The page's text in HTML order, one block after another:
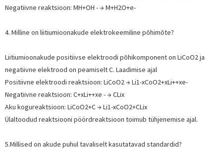
Negatiivne reaktsioon: MH+OH - → M+H2O+e-
4. Milline on liitiumioonakude elektrokeemiline põhimõte?
Liitiumioonakude positiivse elektroodi põhikomponent on LiCoO2 ja
negatiivne elektrood on peamiselt C. Laadimise ajal
Positiivne elektroodi reaktsioon: LiCoO2 → Li1-xCoO2+xLi++xe-
Negatiivne reaktsioon: C+xLi++xe - → CLix
Aku kogureaktsioon: LiCoO2+C → Li1-xCoO2+CLix
Ülaltoodud reaktsiooni pöördreaktsioon toimub tühjenemise ajal.
5.Millised on akude puhul tavaliselt kasutatavad standardid?